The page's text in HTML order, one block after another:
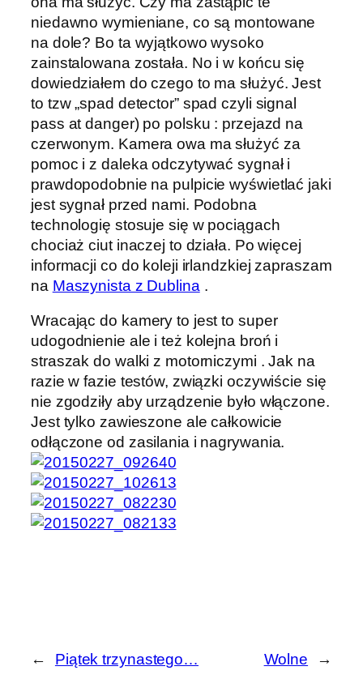
niedawno wymieniane, co są montowane
na dole? Bo ta wyjątkowo wysoko
zainstalowana została. No i w końcu się
dowiedziałem do czego to ma służyć. Jest
to tzw „spad detector” spad czyli signal
pass at danger) po polsku : przejazd na
czerwonym. Kamera owa ma służyć za
pomoc i z daleka odczytywać sygnał i
prawdopodobnie na pulpicie wyświetlać jaki
jest sygnał przed nami. Podobna
technologię stosuje się w pociągach
chociaż ciut inaczej to działa. Po więcej
informacji co do koleji irlandzkiej zapraszam
na Maszynista z Dublina .
Wracając do kamery to jest to super
udogodnienie ale i też kolejna broń i
straszak do walki z motorniczymi . Jak na
razie w fazie testów, związki oczywiście się
nie zgodziły aby urządzenie było włączone.
Jest tylko zawieszone ale całkowicie
odłączone od zasilania i nagrywania.
← Piątek trzynastego… Wolne →